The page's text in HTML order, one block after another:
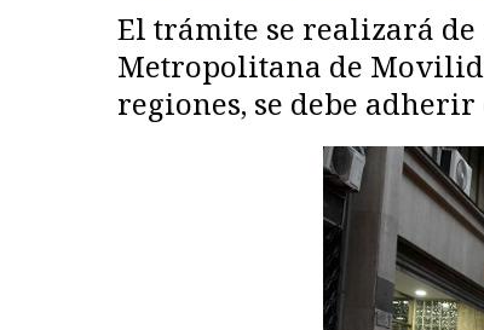
El trámite se realizará
Metropolitana de
regiones, se debe